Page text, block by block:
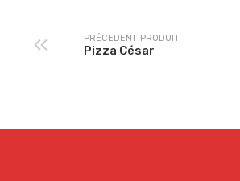
PRÉCEDENT PRODUIT
Pizza César